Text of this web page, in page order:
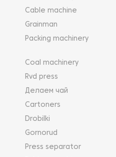
Cable machine
Grainman
Packing machinery
Coal machinery
Rvd press
Делаем чай
Cartoners
Drobilki
Gornorud
Press separator